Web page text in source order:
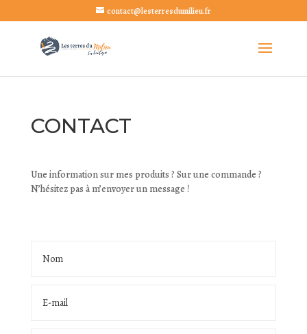
contact@lesterresdumilieu.fr
CONTACT
Une information sur mes produits ? Sur une commande ?
N’hésitez pas à m’envoyer un message !